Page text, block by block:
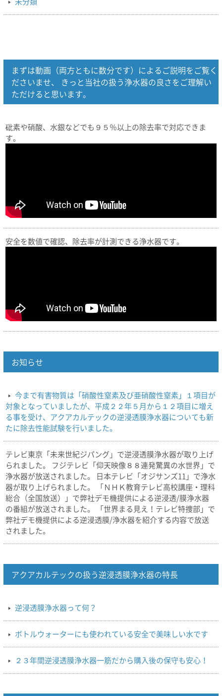
まずは動画（両方ともに数分です）によるご説明をご覧く
ださいませ、 きっと当社の扱う浄水器の良さをご理解い
ただけると思います。
砒素や硝酸、水銀などでも９５％以上の除去率で対応できま
す。
安全を数値で確認、除去率が計測できる浄水器です。
お知らせ
今まで有害物質は「硝酸性窒素及び亜硝酸性窒素」１項目が
対象となっていましたが、平成２２年５月から１２項目に増え
る事を受け、アクアカルテックの逆浸透膜浄水器についても新
たに除去性能試験を行いました。
テレビ東京「未来世紀ジパング」で逆浸透膜浄水器が取り上げ
られました。 フジテレビ「仰天映像８８連発驚異の水世界」で
浄水器が放送されました。 日本テレビ「オジサンズ11」で浄水
器が取り上げられました。 「ＮＨＫ教育テレビ高校講座・理科
総合（全国放送）」で弊社デモ機提供による逆浸透/膜浄水器
の番組が放送されました。 「世界まる見え！テレビ特捜部」で
弊社デモ機提供による逆浸透膜/浄水器を紹介する内容で放送
されました。
アクアカルテックの扱う逆浸透膜浄水器の特長
逆浸透膜浄水器って何？
ボトルウォーターにも使われている安全で美味しい水です
２３年間逆浸透膜浄水器一筋だから購入後の保守も安心！